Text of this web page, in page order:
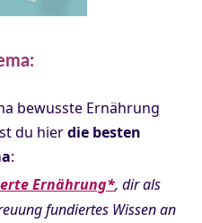
bewusste Ernährung
du hierdie besten
:
Ernährung*, dir als
fundiertes Wissen an